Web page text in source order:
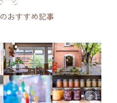
のおすすめ記事